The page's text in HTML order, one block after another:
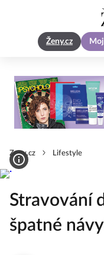
Ženy.cz
Zeny.cz Lifestyle
Stravování
špatné